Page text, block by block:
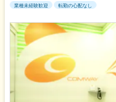
業種未経験歓迎
転勤の心配なし